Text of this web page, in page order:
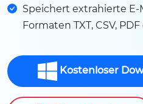
Speichert extrahierte E-
Formaten TXT, CSV,
Kostenloser